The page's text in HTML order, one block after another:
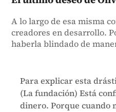
A lo largo de esa misma
creadores en desarrollo.
haberla blindado de
Para explicar esta
(La fundación) Está
dinero. Porque cuando